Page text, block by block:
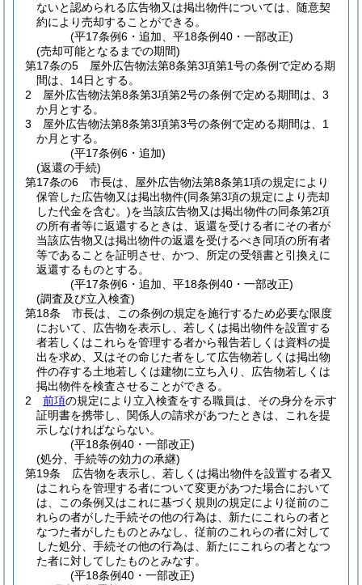
ないと認められる広告物又は掲出物件については、随意契
約により売却することができる。
(平17条例6・追加、平18条例40・一部改正)
(売却可能となるまでの期間)
第17条の5
屋外広告物法第8条第3項第1号の条例で定める期
間は、14日とする。
2
屋外広告物法第8条第3項第2号の条例で定める期間は、3
か月とする。
3
屋外広告物法第8条第3項第3号の条例で定める期間は、1
か月とする。
(平17条例6・追加)
(返還の手続)
第17条の6
市長は、屋外広告物法第8条第1項の規定により
保管した広告物又は掲出物件(同条第3項の規定により売却
した代金を含む。)を当該広告物又は掲出物件の同条第2項
の所有者等に返還するときは、返還を受ける者にその者が
当該広告物又は掲出物件の返還を受けるべき同項の所有者
等であることを証明させ、かつ、所定の受領書と引換えに
返還するものとする。
(平17条例6・追加、平18条例40・一部改正)
(調査及び立入検査)
第18条
市長は、この条例の規定を施行するため必要な限度
において、広告物を表示し、若しくは掲出物件を設置する
者若しくはこれらを管理する者から報告若しくは資料の提
出を求め、又はその命じた者をして広告物若しくは掲出物
件の存する土地若しくは建物に立ち入り、広告物若しくは
掲出物件を検査させることができる。
2
前項の規定により立入検査をする職員は、その身分を示す
証明書を携帯し、関係人の請求があつたときは、これを提
示しなければならない。
(平18条例40・一部改正)
(処分、手続等の効力の承継)
第19条
広告物を表示し、若しくは掲出物件を設置する者又
はこれらを管理する者について変更があつた場合において
は、この条例又はこれに基づく規則の規定により従前のこ
れらの者がした手続その他の行為は、新たにこれらの者と
なつた者がしたものとみなし、従前のこれらの者に対して
した処分、手続その他の行為は、新たにこれらの者となつ
た者に対してしたものとみなす。
(平18条例40・一部改正)